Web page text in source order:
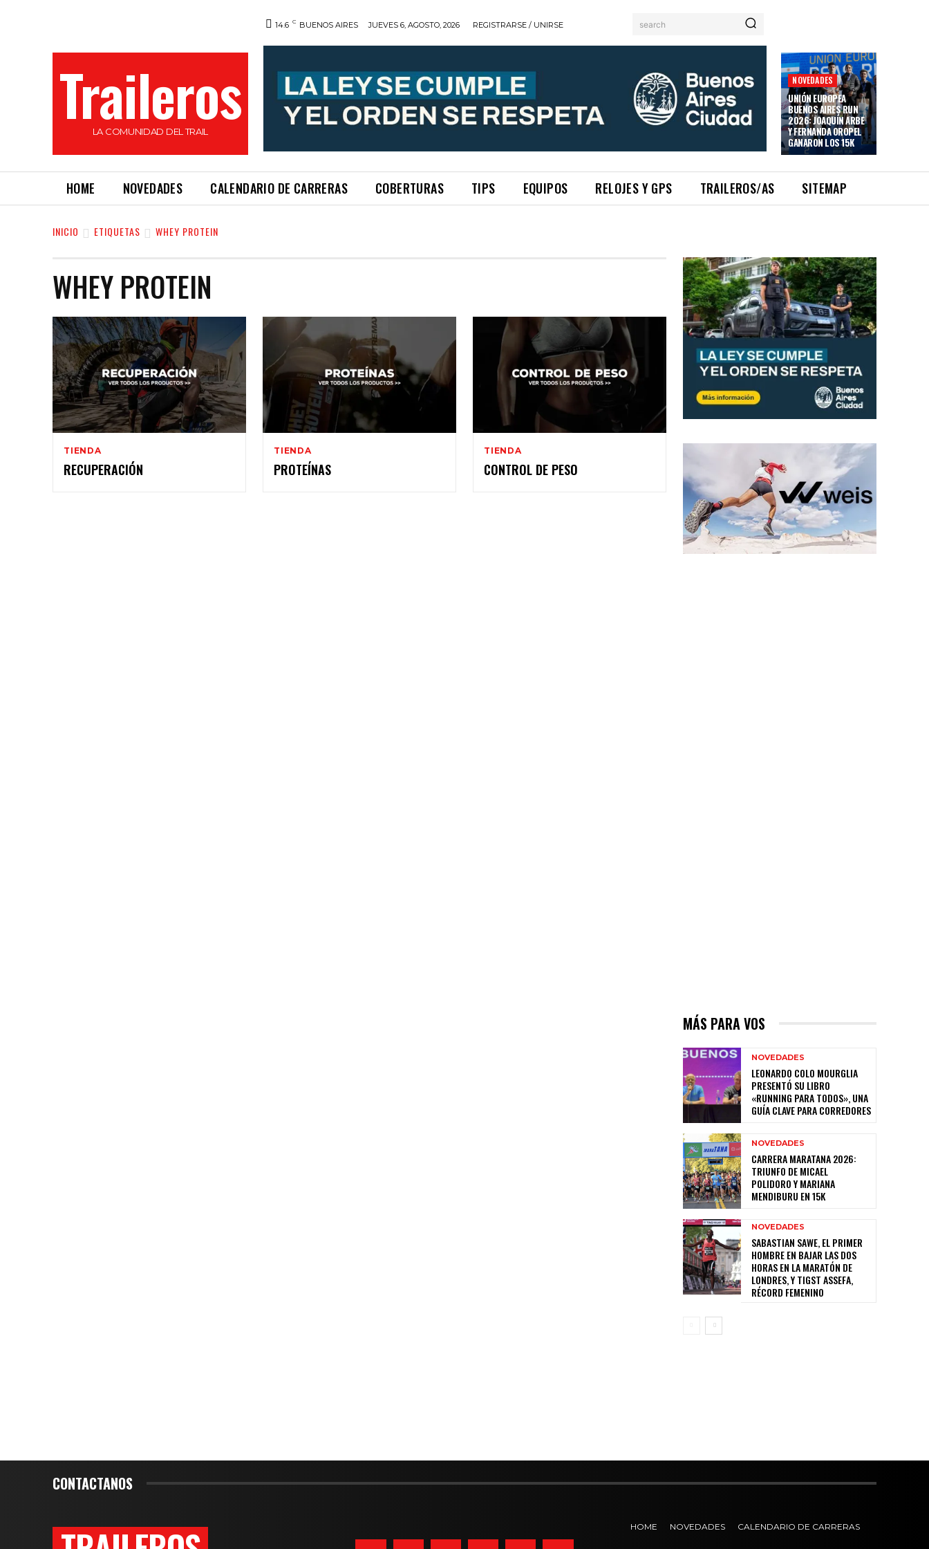
Traileros
LA COMUNIDAD DEL TRAIL
14.6 C BUENOS AIRES JUEVES 6, AGOSTO, 2026 REGISTRARSE / UNIRSE search
NOVEDADES
UNIÓN EUROPEA
BUENOS AIRES RUN
2026: JOAQUÍN ARBE
Y FERNANDA OROPEL
GANARON LOS 15K
HOME NOVEDADES CALENDARIO DE CARRERAS COBERTURAS TIPS EQUIPOS RELOJES Y GPS TRAILEROS/AS SITEMAP
INICIO ETIQUETAS WHEY PROTEIN
WHEY PROTEIN
TIENDA
RECUPERACIÓN
TIENDA
PROTEÍNAS
TIENDA
CONTROL DE PESO
MÁS PARA VOS
NOVEDADES
LEONARDO COLO MOURGLIA
PRESENTÓ SU LIBRO
«RUNNING PARA TODOS», UNA
GUÍA CLAVE PARA CORREDORES
NOVEDADES
CARRERA MARATANA 2026:
TRIUNFO DE MICAEL
POLIDORO Y MARIANA
MENDIBURU EN 15K
NOVEDADES
SABASTIAN SAWE, EL PRIMER
HOMBRE EN BAJAR LAS DOS
HORAS EN LA MARATÓN DE
LONDRES, Y TIGST ASSEFA,
RÉCORD FEMENINO
CONTACTANOS
HOME NOVEDADES CALENDARIO DE CARRERAS